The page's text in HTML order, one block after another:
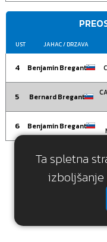
Ta spletna
UST JAHAC/ DRZAVA
4 Benjamin Bregant
5 Bernard Bregant
6 Benjamin Bregant